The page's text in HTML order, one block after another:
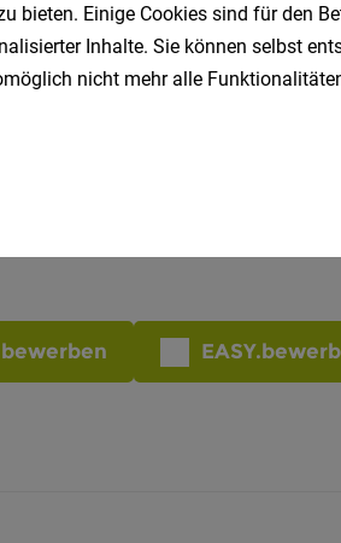
bieten. Einige Cookies sind für den
Inhalte. Sie können selbst
nicht mehr alle